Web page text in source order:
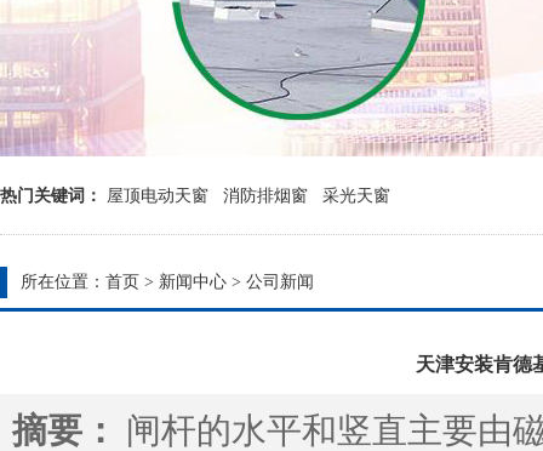
热门关键词： 屋顶电动天窗 消防排烟窗 采光天窗
所在位置： 首页 > 新闻中心 > 公司新闻
天津安装肯德
摘要：
闸杆的水平和竖直主要由